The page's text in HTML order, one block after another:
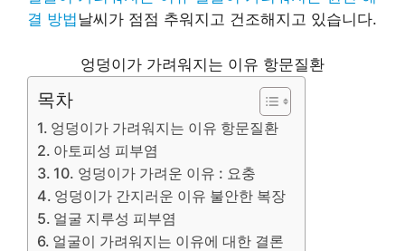
결 방법 날씨가 점점 추워지고 건조해지고 있습니다.
엉덩이가 가려워지는 이유 항문질환
목차
엉덩이가 가려워지는 이유 항문질환
아토피성 피부염
10. 엉덩이가 가려운 이유 : 요충
엉덩이가 간지러운 이유 불안한 복장
얼굴 지루성 피부염
얼굴이 가려워지는 이유에 대한 결론